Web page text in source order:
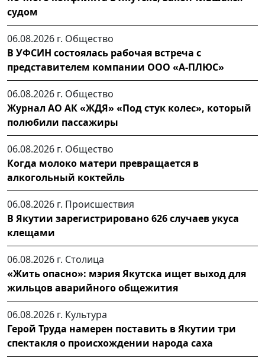
судом
06.08.2026 г. Общество
В УФСИН состоялась рабочая встреча с
представителем компании ООО «А-ПЛЮС»
06.08.2026 г. Общество
Журнал АО АК «ЖДЯ» «Под стук колес», который
полюбили пассажиры
06.08.2026 г. Общество
Когда молоко матери превращается в
алкогольный коктейль
06.08.2026 г. Происшествия
В Якутии зарегистрировано 626 случаев укуса
клещами
06.08.2026 г. Столица
«Жить опасно»: мэрия Якутска ищет выход для
жильцов аварийного общежития
06.08.2026 г. Культура
Герой Труда намерен поставить в Якутии три
спектакля о происхождении народа саха